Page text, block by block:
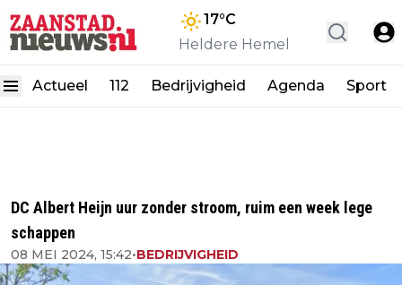
17°C
Heldere Hemel
Actueel 112 Bedrijvigheid Agenda Sport
DC Albert Heijn uur zonder stroom, ruim een week lege
schappen
08 MEI 2024, 15:42•BEDRIJVIGHEID